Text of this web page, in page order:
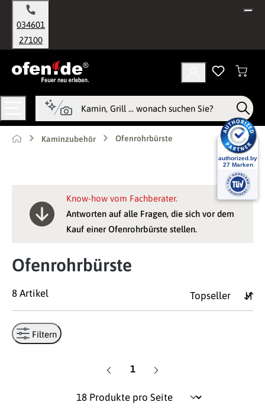
springen
034601
27100
Kaminzubehör Ofenrohrbürste
Know-how vom Fachberater.
Antworten auf alle Fragen, die sich vor dem
Kauf einer Ofenrohrbürste stellen.
Ofenrohrbürste
8 Artikel
Filtern
Seite
1